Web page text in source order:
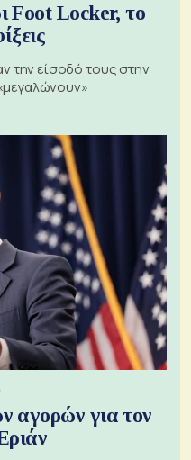
Foot Locker, το
την είσοδό τους στην
αγορών για τον